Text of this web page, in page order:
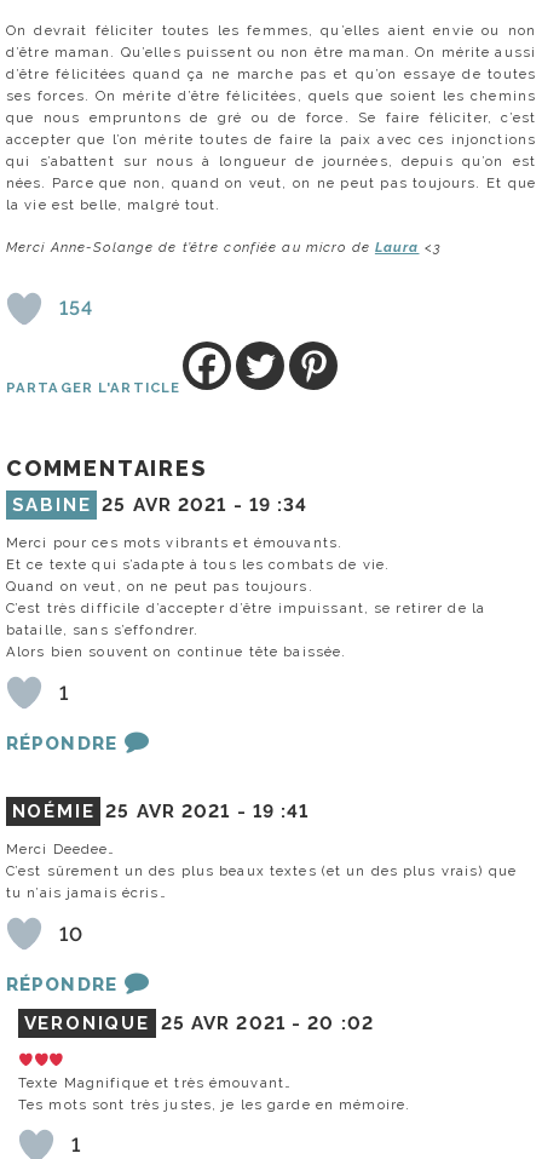
On devrait féliciter toutes les femmes, qu’elles aient envie ou non
d’être maman. Qu’elles puissent ou non être maman. On mérite aussi
d’être félicitées quand ça ne marche pas et qu’on essaye de toutes
ses forces. On mérite d’être félicitées, quels que soient les chemins
que nous empruntons de gré ou de force. Se faire féliciter, c’est
accepter que l’on mérite toutes de faire la paix avec ces injonctions
qui s’abattent sur nous à longueur de journées, depuis qu’on est
nées. Parce que non, quand on veut, on ne peut pas toujours. Et que
la vie est belle, malgré tout.
Merci Anne-Solange de t’être confiée au micro de Laura <3
154
PARTAGER L'ARTICLE
COMMENTAIRES
SABINE 25 AVR 2021 - 19 :34
Merci pour ces mots vibrants et émouvants.
Et ce texte qui s’adapte à tous les combats de vie.
Quand on veut, on ne peut pas toujours.
C’est très difficile d’accepter d’être impuissant, se retirer de la
bataille, sans s’effondrer.
Alors bien souvent on continue tête baissée.
1
RÉPONDRE
NOÉMIE 25 AVR 2021 - 19 :41
Merci Deedee…
C’est sûrement un des plus beaux textes (et un des plus vrais) que
tu n’ais jamais écris…
10
RÉPONDRE
VERONIQUE
25 AVR 2021 -20 :02
Texte Magnifique et très émouvant…
Tes mots sont très justes, je les garde en mémoire.
1